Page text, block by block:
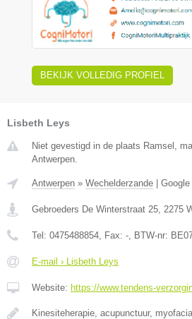
BEKIJK VOLLEDIG PROFIEL
Lisbeth Leys
Niet gevestigd in de plaats Ramsel,
Antwerpen.
Antwerpen » Wechelderzande
Gebroeders De Winterstraat 25 2275
Tel: 0475488854 , Fax: - , BTW-nr:
E-mail › Lisbeth Leys
Website: https://www.tendens-
Kinesiteherapie, acupunctuur,